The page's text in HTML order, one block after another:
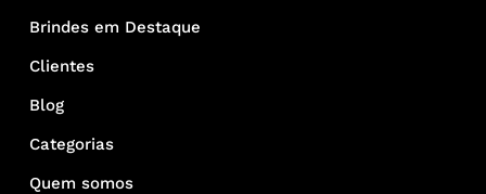
Brindes em Destaque
Clientes
Blog
Categorias
Quem somos